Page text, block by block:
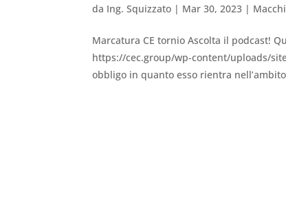
da Ing. Squizzato | Mar 30, 2023 |
Marcatura CE tornio Ascolta il podcast!
https://cec.group/wp-content/uploads/
obbligo in quanto esso rientra